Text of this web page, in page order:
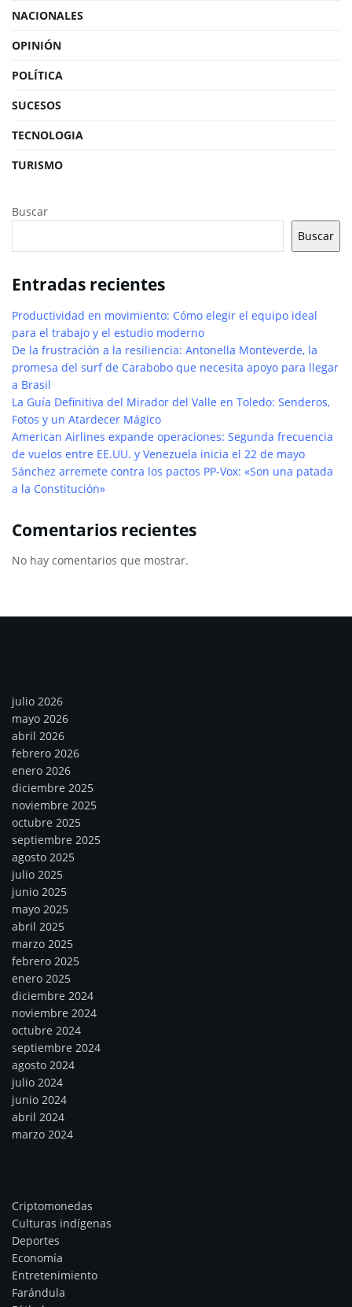
NACIONALES
OPINIÓN
POLÍTICA
SUCESOS
TECNOLOGIA
TURISMO
Buscar
Buscar
Entradas recientes
Productividad en movimiento: Cómo elegir el equipo ideal
para el trabajo y el estudio moderno
De la frustración a la resiliencia: Antonella Monteverde, la
promesa del surf de Carabobo que necesita apoyo para llegar
a Brasil
La Guía Definitiva del Mirador del Valle en Toledo: Senderos,
Fotos y un Atardecer Mágico
American Airlines expande operaciones: Segunda frecuencia
de vuelos entre EE.UU. y Venezuela inicia el 22 de mayo
Sánchez arremete contra los pactos PP-Vox: «Son una patada
a la Constitución»
Comentarios recientes
No hay comentarios que mostrar.
julio 2026
mayo 2026
abril 2026
febrero 2026
enero 2026
diciembre 2025
noviembre 2025
octubre 2025
septiembre 2025
agosto 2025
julio 2025
junio 2025
mayo 2025
abril 2025
marzo 2025
febrero 2025
enero 2025
diciembre 2024
noviembre 2024
octubre 2024
septiembre 2024
agosto 2024
julio 2024
junio 2024
abril 2024
marzo 2024
Criptomonedas
Culturas indígenas
Deportes
Economía
Entretenimiento
Farándula